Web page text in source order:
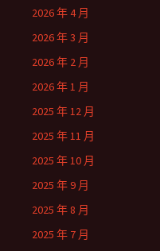
2026 年 4 月
2026 年 3 月
2026 年 2 月
2026 年 1 月
2025 年 12 月
2025 年 11 月
2025 年 10 月
2025 年 9 月
2025 年 8 月
2025 年 7 月